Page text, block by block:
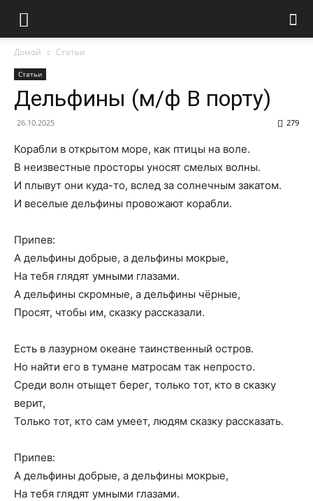
Домой Статьи
Статьи
Дельфины (м/ф В порту)
26.10.2025 279
Корабли в открытом море, как птицы на воле.
В неизвестные просторы уносят смелых волны.
И плывут они куда-то, вслед за солнечным закатом.
И веселые дельфины провожают корабли.
Припев:
А дельфины добрые, а дельфины мокрые,
На тебя глядят умными глазами.
А дельфины скромные, а дельфины чёрные,
Просят, чтобы им, сказку рассказали.
Есть в лазурном океане таинственный остров.
Но найти его в тумане матросам так непросто.
Среди волн отыщет берег, только тот, кто в сказку
верит,
Только тот, кто сам умеет, людям сказку рассказать.
Припев:
А дельфины добрые, а дельфины мокрые,
На тебя глядят умными глазами.